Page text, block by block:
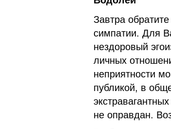
Завтра
симпатии. Для
нездоровый
личных
неприятности
публикой, в
не оправдан.